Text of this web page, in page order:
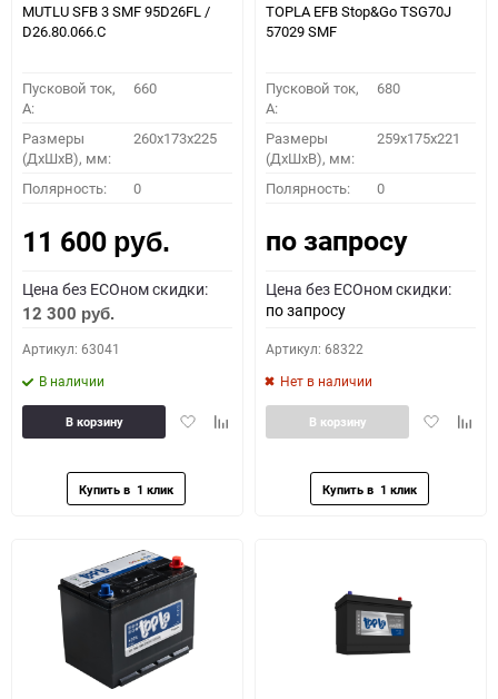
MUTLU SFB 3 SMF 95D26FL /
D26.80.066.C
Пусковой ток,
A:
660
Размеры
(ДхШхВ), мм:
260x173x225
Полярность: 0
11 600 руб.
Цена без ECOном скидки:
12 300 руб.
Артикул: 63041
В наличии
ДобавитьДобавить
В корзину
TOPLA EFB Stop&Go TSG70J
57029 SMF
Пусковой ток,
A:
680
Размеры
(ДхШхВ), мм:
259x175x221
Полярность: 0
по запросу
Цена без ECOном скидки:
по запросу
Артикул: 68322
Нет в наличии
Добавить
В корзину